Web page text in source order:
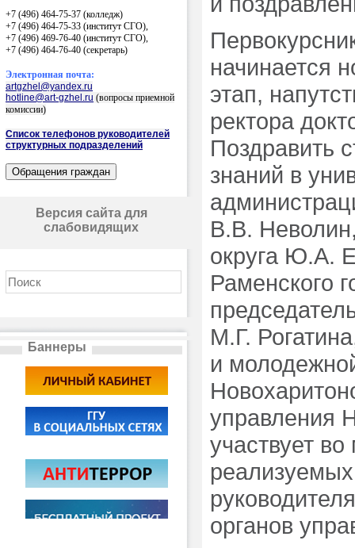
+7 (496) 464-75-37 (колледж)
+7 (496) 464-75-33 (институт СГО),
+7 (496) 469-76-40 (институт СГО),
+7 (496) 464-76-40 (секретарь)
Электронная почта:
artgzhel@yandex.ru
hotline@art-gzhel.ru (вопросы приемной
комиссии)
Список телефонов руководителей
структурных подразделений
Версия сайта для
слабовидящих
Баннеры
начинается
этап,
ректора
Поздравить
знаний в
В.В.
округа Ю.А.
Раменского
М.Г.
и
управления
участвует
органов